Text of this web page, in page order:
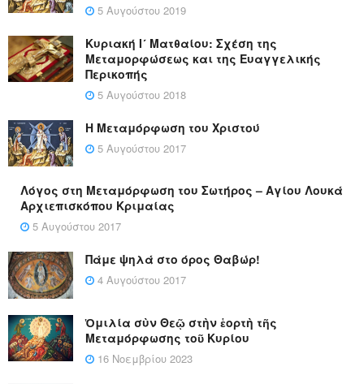
5 Αυγούστου 2019
Κυριακή Ι´ Ματθαίου: Σχέση της
Μεταμορφώσεως και της Ευαγγελικής
Περικοπής
5 Αυγούστου 2018
Η Μεταμόρφωση του Χριστού
5 Αυγούστου 2017
Λόγος στη Μεταμόρφωση του Σωτήρος – Αγίου Λουκά
Αρχιεπισκόπου Κριμαίας
5 Αυγούστου 2017
Πάμε ψηλά στο όρος Θαβώρ!
4 Αυγούστου 2017
Ὁμιλία σὺν Θεῷ στὴν ἑορτὴ τῆς
Μεταμόρφωσης τοῦ Κυρίου
16 Νοεμβρίου 2023